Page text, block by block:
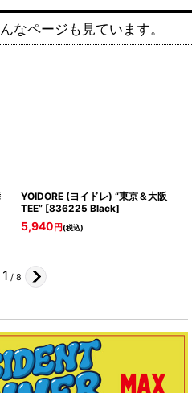
なページも見ています。
YOIDORE (ヨイドレ) “東京＆大阪
TEE” [836225 Black]
5,940 円(税込)
1 / 8